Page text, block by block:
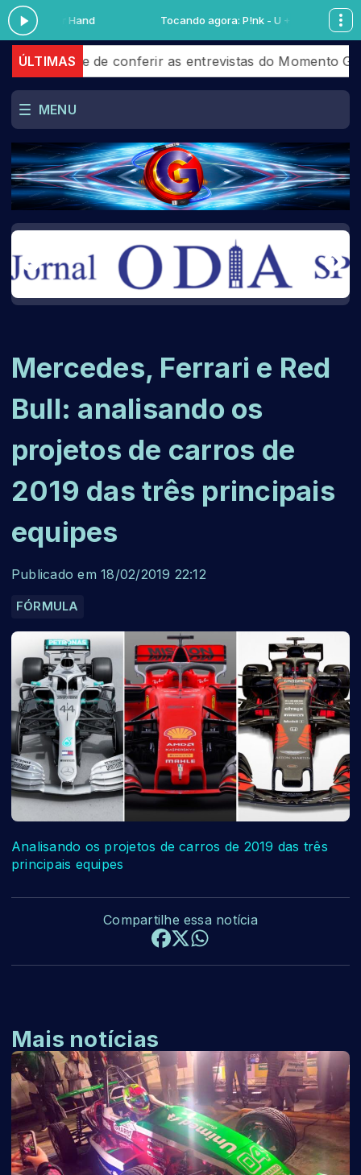
- U + Ur Hand Tocando agora: P!nk - U + Ur Hand
ÚLTIMAS
deixe de conferir as entrevistas do Momento Giga
MENU
Mercedes, Ferrari e Red
Bull: analisando os
projetos de carros de
2019 das três principais
equipes
Publicado em 18/02/2019 22:12
FÓRMULA
Analisando os projetos de carros de 2019 das três
principais equipes
Compartilhe essa notícia
Mais notícias